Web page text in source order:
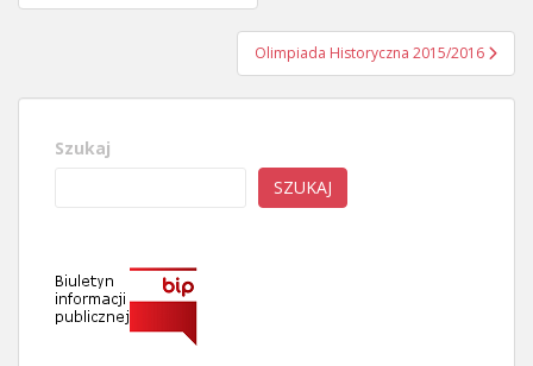
wpisu
Olimpiada Historyczna 2015/2016
Szukaj
SZUKAJ